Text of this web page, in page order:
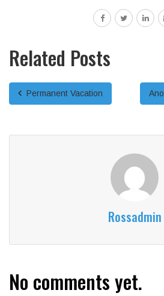
Related Posts
Permanent Vacation
Rossadmin
No comments yet.